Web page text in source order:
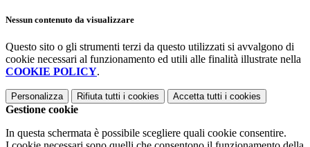
Nessun contenuto da visualizzare
Questo sito o gli strumenti terzi da questo utilizzati si avvalgono di
cookie necessari al funzionamento ed utili alle finalità illustrate nella
COOKIE POLICY.
Personalizza Rifiuta tutti i cookies Accetta tutti i cookies
Gestione cookie
In questa schermata è possibile scegliere quali cookie consentire.